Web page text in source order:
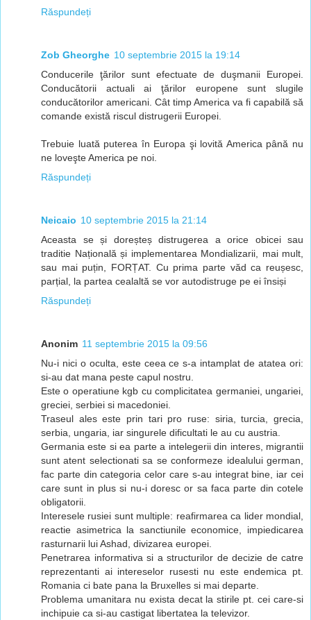
Răspundeți
Zob Gheorghe 10 septembrie 2015 la 19:14
Conducerile ţărilor sunt efectuate de duşmanii Europei.
Conducătorii actuali ai ţărilor europene sunt slugile
conducătorilor americani. Cât timp America va fi capabilă să
comande există riscul distrugerii Europei.
Trebuie luată puterea în Europa şi lovită America până nu
ne loveşte America pe noi.
Răspundeți
Neicaio 10 septembrie 2015 la 21:14
Aceasta se și doreșteș distrugerea a orice obicei sau
traditie Națională și implementarea Mondializarii, mai mult,
sau mai puțin, FORȚAT. Cu prima parte văd ca reușesc,
parțial, la partea cealaltă se vor autodistruge pe ei însiși
Răspundeți
Anonim 11 septembrie 2015 la 09:56
Nu-i nici o oculta, este ceea ce s-a intamplat de atatea ori:
si-au dat mana peste capul nostru.
Este o operatiune kgb cu complicitatea germaniei, ungariei,
greciei, serbiei si macedoniei.
Traseul ales este prin tari pro ruse: siria, turcia, grecia,
serbia, ungaria, iar singurele dificultati le au cu austria.
Germania este si ea parte a intelegerii din interes, migrantii
sunt atent selectionati sa se conformeze idealului german,
fac parte din categoria celor care s-au integrat bine, iar cei
care sunt in plus si nu-i doresc or sa faca parte din cotele
obligatorii.
Interesele rusiei sunt multiple: reafirmarea ca lider mondial,
reactie asimetrica la sanctiunile economice, impiedicarea
rasturnarii lui Ashad, divizarea europei.
Penetrarea informativa si a structurilor de decizie de catre
reprezentanti ai intereselor rusesti nu este endemica pt.
Romania ci bate pana la Bruxelles si mai departe.
Problema umanitara nu exista decat la stirile pt. cei care-si
inchipuie ca si-au castigat libertatea la televizor.